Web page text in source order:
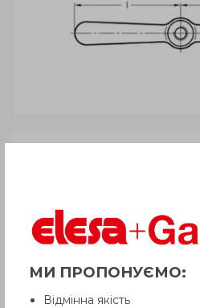
.
товара,
рекомендуем
Продавец
гамме, если иное
МИ ПРОПОНУЄМО:
Відмінна якість